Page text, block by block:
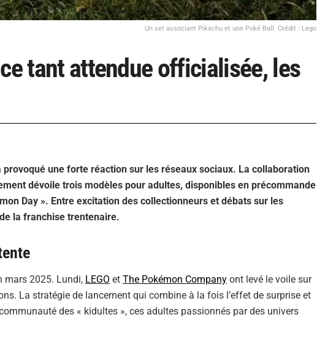
Un set associant Pikachu et une Poké Ball. Crédit : Lego
tant attendue officialisée, les
une forte réaction sur les réseaux sociaux. La collaboration
dévoile trois modèles pour adultes, disponibles en précommande
Day ». Entre excitation des collectionneurs et débats sur les
la franchise trentenaire.
mars 2025. Lundi, LEGO et The Pokémon Company ont levé le voile sur
La stratégie de lancement qui combine à la fois l’effet de surprise et
des « kidultes », ces adultes passionnés par des univers